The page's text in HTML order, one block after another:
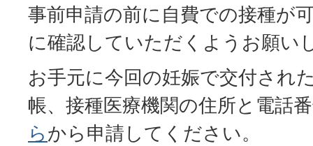
事前申請の前に自費での接種が
に確認していただくようお願い
お手元に今回の妊娠で交付され
帳、接種医療機関の住所と電話
らから申請してください。